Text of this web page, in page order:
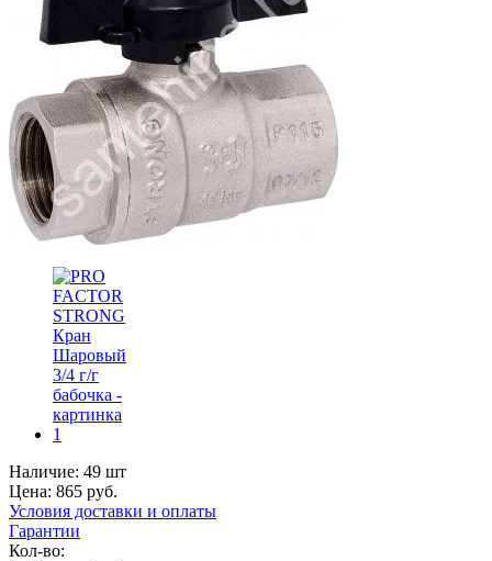
Наличие: 49 шт
Цена: 865 руб.
Условия доставки и оплаты
Гарантии
Кол-во: